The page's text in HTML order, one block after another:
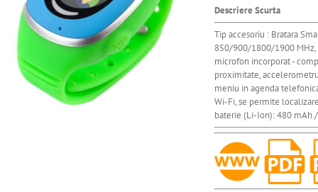
Descriere Scurta
Tip accesoriu : Bratara
850/900/1800/1900 MHz,
microfon incorporat -
proximitate,
meniu in agenda
Wi-Fi, se permite
baterie (Li-Ion): 480 mAh